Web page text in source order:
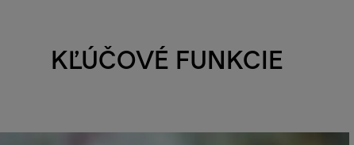
KĽÚČOVÉ FUNKCIE